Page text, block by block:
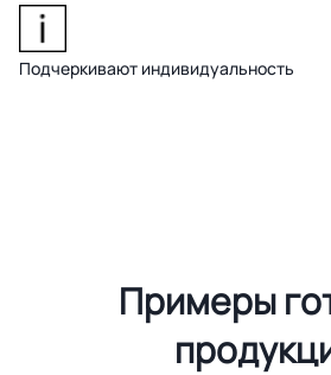
Подчеркивают индивидуальность
Примеры